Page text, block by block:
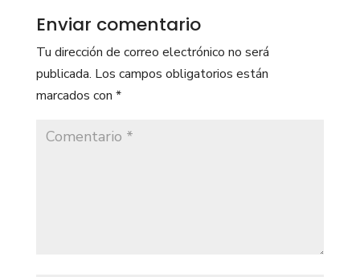
Enviar comentario
Tu dirección de correo electrónico no será
publicada. Los campos obligatorios están
marcados con *